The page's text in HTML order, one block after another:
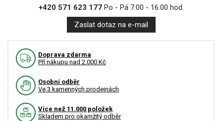
+420 571 623 177Po - Pá 7:00 - 16:00 hod.
Zaslat dotaz na e-mail
Doprava zdarma
Pří nákupu nad 2.000 Kč
Osobní odběr
Ve 3 kamenných prodejnách
Více než 11.000 položek
Skladem pro okamžitý odběr